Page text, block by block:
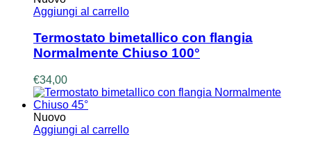
Aggiungi al carrello
Termostato bimetallico con flangia
Normalmente Chiuso 100°
€34,00
Nuovo
Aggiungi al carrello